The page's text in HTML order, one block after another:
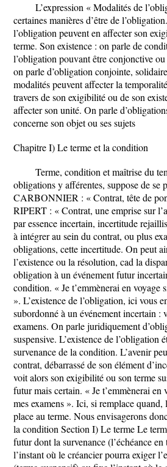
L’expression « Modalités de
certaines manières d’être de
l’obligation peuvent en affecter son
terme. Son existence : on parle de
l’obligation pouvant être conjonctive
on parle d’obligation conjointe,
modalités peuvent affecter la
travers de son exigibilité ou de son
affecter son unité. On parle
concerne son objet ou ses sujets
Chapitre I) Le terme et la condition
Terme, condition et maîtrise du
obligations y afférentes, suppose de se
CARBONNIER : « Contrat, tête de
RIPERT : « Contrat, une emprise sur
par essence incertain, incertitude
à intégrer au sein du contrat, ou plus
obligations, cette incertitude. On peut
l’existence ou la résolution, cad la
obligation à un événement futur
condition. « Je t’emmènerai en voyage
». L’existence de l’obligation, ici vous
subordonné à un événement incertain :
examens. On parle juridiquement
suspensive. L’existence de l’obligation
survenance de la condition. L’avenir
contrat, débarrassé de son élément
voit alors son exigibilité ou son terme
futur mais certain. « Je t’emmènerai en
mes examens ». Ici, si remplace
place au terme. Nous envisagerons
la condition Section I) Le terme Le
futur dont la survenance (l’échéance
l’instant où le créancier pourra exiger